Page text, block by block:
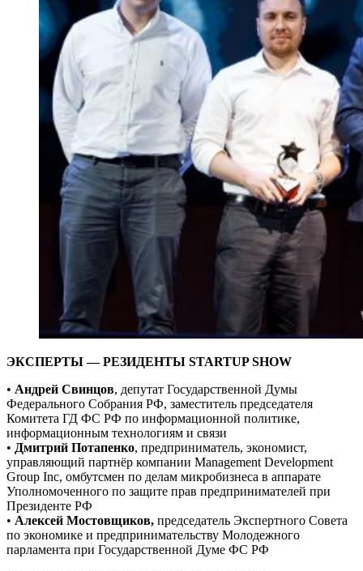
ЭКСПЕРТЫ — РЕЗИДЕНТЫ STARTUP SHOW
• Андрей Свинцов, депутат Государственной Думы
Федерального Собрания РФ, заместитель председателя
Комитета ГД ФС РФ по информационной политике,
информационным технологиям и связи
• Дмитрий Потапенко, предприниматель, экономист,
управляющий партнёр компании Management Development
Group Inc, омбутсмен по делам микробизнеса в аппарате
Уполномоченного по защите прав предпринимателей при
Президенте РФ
• Алексей Мостовщиков, председатель Экспертного Совета
по экономике и предпринимательству Молодежного
парламента при Государственной Думе ФС РФ